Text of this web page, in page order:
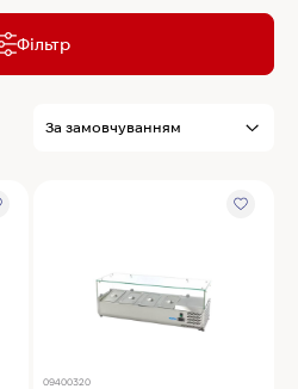
машин
піч Cook Master 6
CL 50 24440
Фільтр
09400320